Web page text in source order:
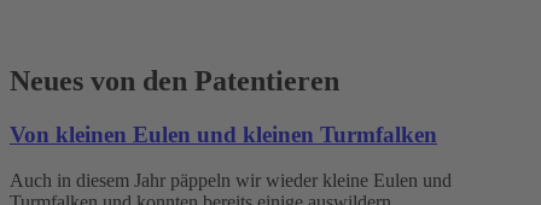
Neues von den Patentieren
Von kleinen Eulen und kleinen Turmfalken
Auch in diesem Jahr päppeln wir wieder kleine Eulen und